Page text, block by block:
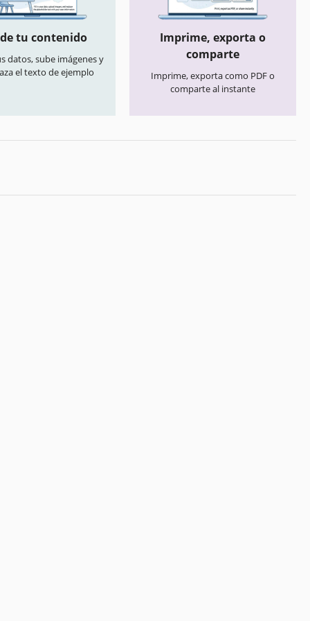
tu contenido
datos, sube imágenes y
el texto de ejemplo
Imprime, exporta o
comparte
Imprime, exporta como PDF o
comparte al instante